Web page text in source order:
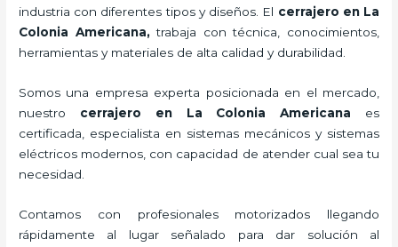
industria con diferentes tipos y diseños. El cerrajero en La
Colonia Americana,trabaja con técnica, conocimientos,
herramientas y materiales de alta calidad y durabilidad.
Somos una empresa experta posicionada en el mercado,
nuestro cerrajero en La Colonia Americana es
certificada, especialista en sistemas mecánicos y sistemas
eléctricos modernos, con capacidad de atender cual sea tu
necesidad.
Contamos con profesionales motorizados llegando
rápidamente al lugar señalado para dar solución al